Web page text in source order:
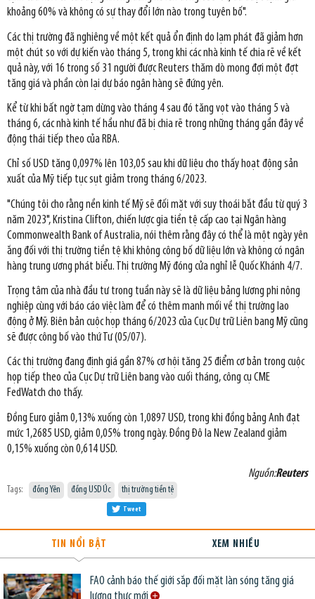
khoảng 60% và không có sự thay đổi lớn nào trong tuyên bố".
Các thị trường đã nghiêng về một kết quả ổn định do lạm phát đã giảm hơn
một chút so với dự kiến vào tháng 5, trong khi các nhà kinh tế chia rẽ về kết
quả này, với 16 trong số 31 người được Reuters thăm dò mong đợi một đợt
tăng giá và phần còn lại dự báo ngân hàng sẽ đứng yên.
Kể từ khi bất ngờ tạm dừng vào tháng 4 sau đó tăng vọt vào tháng 5 và
tháng 6, các nhà kinh tế hầu như đã bị chia rẽ trong những tháng gần đây về
động thái tiếp theo của RBA.
Chỉ số USD tăng 0,097% lên 103,05 sau khi dữ liệu cho thấy hoạt động sản
xuất của Mỹ tiếp tục sụt giảm trong tháng 6/2023.
"Chúng tôi cho rằng nền kinh tế Mỹ sẽ đối mặt với suy thoái bắt đầu từ quý 3
năm 2023", Kristina Clifton, chiến lược gia tiền tệ cấp cao tại Ngân hàng
Commonwealth Bank of Australia, nói thêm rằng đây có thể là một ngày yên
ắng đối với thị trường tiền tệ khi không công bố dữ liệu lớn và không có ngân
hàng trung ương phát biểu. Thị trường Mỹ đóng cửa nghỉ lễ Quốc Khánh 4/7.
Trọng tâm của nhà đầu tư trong tuần này sẽ là dữ liệu bảng lương phi nông
nghiệp cùng với báo cáo việc làm để có thêm manh mối về thị trường lao
động ở Mỹ. Biên bản cuộc họp tháng 6/2023 của Cục Dự trữ Liên bang Mỹ cũng
sẽ được công bố vào thứ Tư (05/07).
Các thị trường đang định giá gần 87% cơ hội tăng 25 điểm cơ bản trong cuộc
họp tiếp theo của Cục Dự trữ Liên bang vào cuối tháng, công cụ CME
FedWatch cho thấy.
Đồng Euro giảm 0,13% xuống còn 1,0897 USD, trong khi đồng bảng Anh đạt
mức 1,2685 USD, giảm 0,05% trong ngày. Đồng Đô la New Zealand giảm
0,15% xuống còn 0,614 USD.
Nguồn:Reuters
Tags: đồng Yên đồng USD Úc thị trường tiền tệ
Tweet
TIN NỔI BẬT XEM NHIỀU
FAO cảnh báo thế giới sắp đối mặt làn sóng tăng giá